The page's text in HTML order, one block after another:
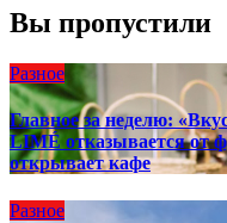
Вы пропустили
Разное
Главное за неделю:
LIMÉ отказывается от
открывает кафе
Разное